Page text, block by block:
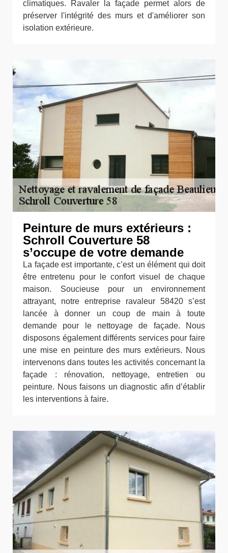
climatiques. Ravaler la façade permet alors de
préserver l'intégrité des murs et d'améliorer son
isolation extérieure.
Peinture de murs extérieurs :
Schroll Couverture 58
s’occupe de votre demande
La façade est importante, c’est un élément qui doit
être entretenu pour le confort visuel de chaque
maison. Soucieuse pour un environnement
attrayant, notre entreprise ravaleur 58420 s’est
lancée à donner un coup de main à toute
demande pour le nettoyage de façade. Nous
disposons également différents services pour faire
une mise en peinture des murs extérieurs. Nous
intervenons dans toutes les activités concernant la
façade : rénovation, nettoyage, entretien ou
peinture. Nous faisons un diagnostic afin d’établir
les interventions à faire.